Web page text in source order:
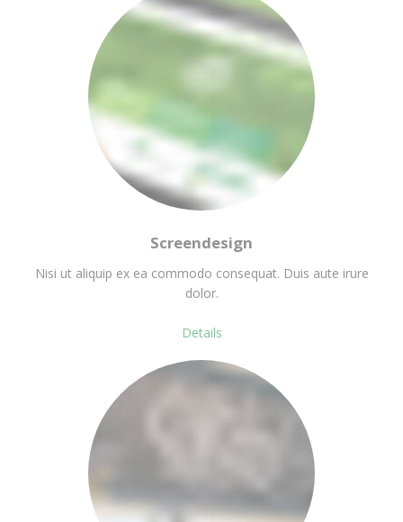
Screendesign
Nisi ut aliquip ex ea commodo consequat. Duis aute irure
dolor.
Details